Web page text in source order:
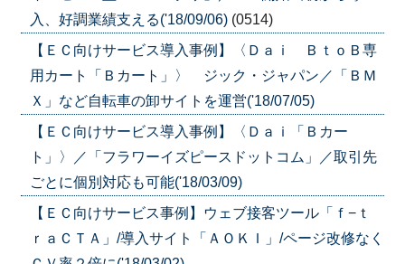
入、好調業績支える('18/09/06) (0514)
【ＥＣ向けサービス導入事例】〈Ｄａｉ ＢｔｏＢ専
用カート「Ｂカート」〉 ジック・ジャパン／「ＢＭ
Ｘ」など自転車の卸サイトを運営('18/07/05)
【ＥＣ向けサービス導入事例】〈Ｄａｉ「Ｂカー
ト」〉／「フラワーイズピースドットコム」／取引先
ごとに個別対応も可能('18/03/09)
【ＥＣ向けサービス事例】ウェブ接客ツール「ｆ−ｔ
ｒａＣＴＡ」/導入サイト「ＡＯＫＩ」/ページ改修なく